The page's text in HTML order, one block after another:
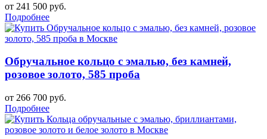
от 241 500 руб.
Подробнее
Обручальное кольцо с эмалью, без камней,
розовое золото, 585 проба
от 266 700 руб.
Подробнее